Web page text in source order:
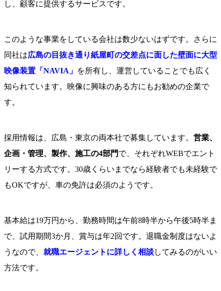
し、顧客に提供するサービスです。
このような事業をしている会社は数少ないはずです。さらに
同社は広島の目抜き通り紙屋町の交差点に面した壁面に大型
映像装置「NAVIA」 を所有し、運営していることでも広く
知られています。映像に興味のある方にもお勧めの企業で
す。
採用情報は、広島・東京の両本社で募集しています。 営業、
企画・管理、製作、施工の4部門で、それぞれWEBでエント
リーする方式です。30歳くらいまでなら経験者でも未経験で
もOKですが、車の免許は必須のようです。
基本給は19万円から、勤務時間は午前8時半から午後5時半ま
で、試用期間3か月、賞与は年2回です。退職金制度はないよ
うなので、 就職エージェントに詳しく相談してみるのがいい
方法です。